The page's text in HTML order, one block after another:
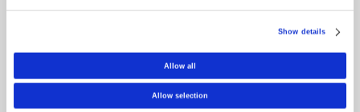
Show details
Allow all
Allow selection